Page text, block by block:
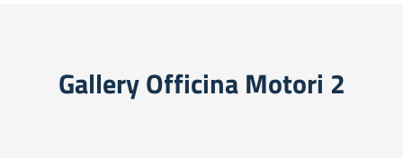
Gallery Officina Motori 2